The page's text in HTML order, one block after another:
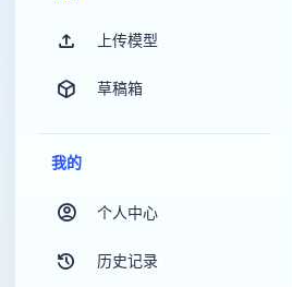
上传模型
草稿箱
我的
个人中心
历史记录